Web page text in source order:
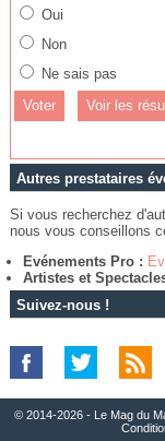
Oui
Non
Ne sais pas
Voir les
Autres prestataires
Si vous recherchez
nous vous conseillons
Evénements Pro :
Artistes et
Suivez-nous !
© 2014-2026 - Le Mag du